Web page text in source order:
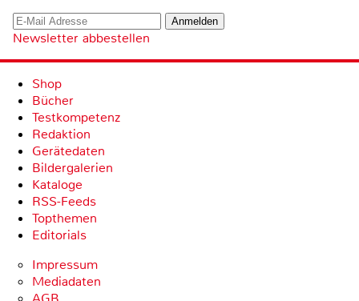
Newsletter abbestellen
Shop
Bücher
Testkompetenz
Redaktion
Gerätedaten
Bildergalerien
Kataloge
RSS-Feeds
Topthemen
Editorials
Impressum
Mediadaten